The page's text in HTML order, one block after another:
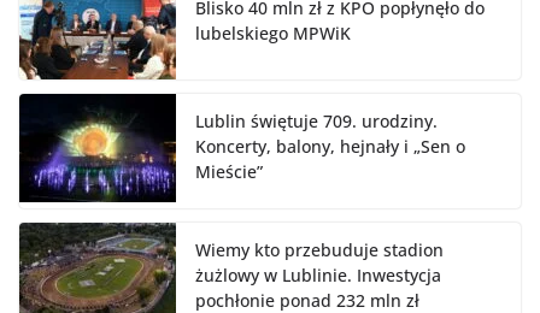
Blisko 40 mln zł z KPO popłynęło do
lubelskiego MPWiK
Lublin świętuje 709. urodziny.
Koncerty, balony, hejnały i „Sen o
Mieście”
Wiemy kto przebuduje stadion
żużlowy w Lublinie. Inwestycja
pochłonie ponad 232 mln zł